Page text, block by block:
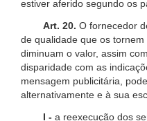
estiver aferido segundo os
Art. 20. O fornecedor
de qualidade que os
diminuam o valor, assim
disparidade com as
mensagem publicitária,
alternativamente e à sua
I - a reexecução dos